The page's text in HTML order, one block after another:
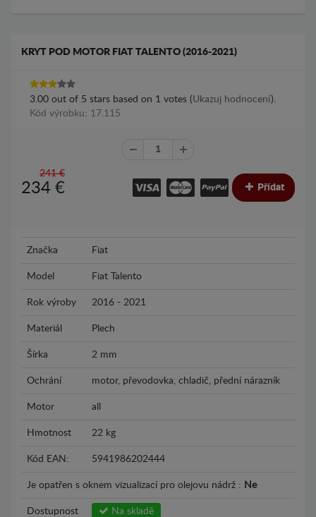
KRYT POD MOTOR FIAT TALENTO (2016-2021)
3.00 out of 5 stars based on 1 votes (Ukazuj hodnocení).
Kód výrobku: 17.115
241 €
234 € Přídat
Značka Fiat
Model Fiat Talento
Rok výroby 2016 - 2021
Materiál Plech
Šírka 2 mm
Ochrání motor, převodovka, chladič, přední nárazník
Motor all
Hmotnost 22 kg
Kód EAN: 5941986202444
Je opatřen s oknem vizualizací pro olejovu nádrž : Ne
Dostupnost Na skladě